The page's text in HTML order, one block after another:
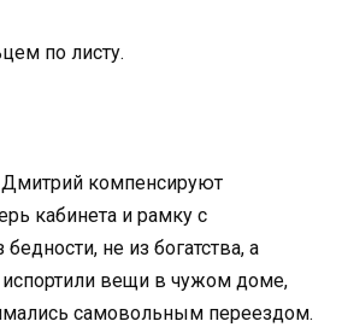
по листу.
Дмитрий компенсируют
кабинета и рамку с
не из богатства, а
испортили вещи в чужом доме,
самовольным переездом.